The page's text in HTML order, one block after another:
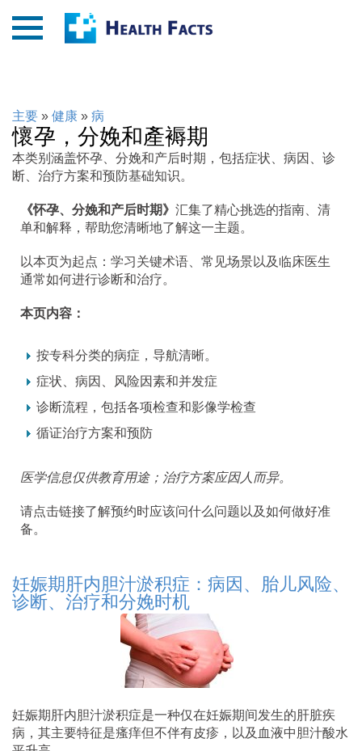
主要 » 健康 » 病
懷孕，分娩和產褥期
本类别涵盖怀孕、分娩和产后时期，包括症状、病因、诊
断、治疗方案和预防基础知识。
《怀孕、分娩和产后时期》 汇集了精心挑选的指南、清
单和解释，帮助您清晰地了解这一主题。
以本页为起点：学习关键术语、常见场景以及临床医生
通常如何进行诊断和治疗。
本页内容：
按专科分类的病症，导航清晰。
症状、病因、风险因素和并发症
诊断流程，包括各项检查和影像学检查
循证治疗方案和预防
医学信息仅供教育用途；治疗方案应因人而异。
请点击链接了解预约时应该问什么问题以及如何做好准
备。
妊娠期肝内胆汁淤积症：病因、胎儿风险、
诊断、治疗和分娩时机
妊娠期肝内胆汁淤积症是一种仅在妊娠期间发生的肝脏疾
病，其主要特征是瘙痒但不伴有皮疹，以及血液中胆汁酸水